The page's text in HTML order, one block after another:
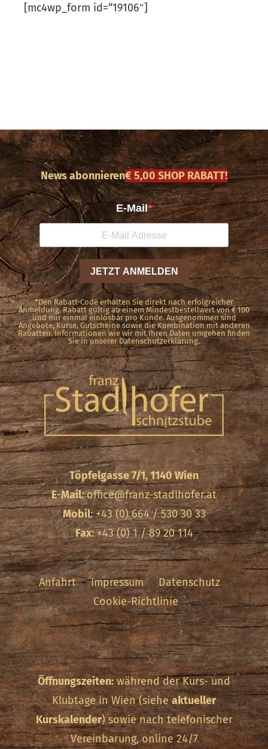
[mc4wp_form id=“19106″]
News abonnieren€ 5,00 SHOP RABATT!
*Den Rabatt-Code erhalten Sie direkt nach erfolgreicher
Anmeldung. Rabatt gültig ab einem Mindestbestellwert von € 100
und nur einmal einlösbar pro Kunde. Ausgenommen sind
Angebote, Kurse, Gutscheine sowie die Kombination mit anderen
Rabatten. Informationen wie wir mit Ihren Daten umgehen finden
Sie in unserer Datenschutzerklärung.
Töpfelgasse 7/1, 1140 Wien
E-Mail:office@franz-stadlhofer.at
Mobil: +43 (0) 664 / 530 30 33
Fax: +43 (0) 1 / 89 20 114
Anfahrt Impressum
Datenschutz
Cookie-Richtlinie
Öffnungszeiten:während der Kurs- und
Klubtage in Wien (sieheaktueller
Kurskalender) sowie nach telefonischer
Vereinbarung, online 24/7